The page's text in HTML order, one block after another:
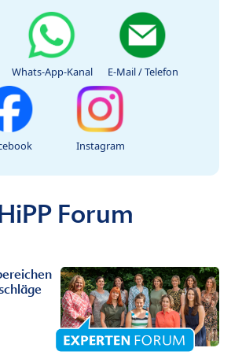
Whats-App-Kanal E-Mail / Telefon
Instagram
Forum